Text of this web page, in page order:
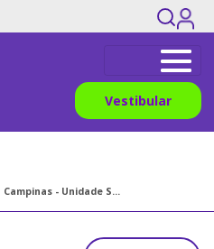
Vestibular
Campinas - Unidade Swift